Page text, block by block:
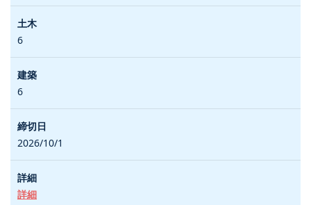
6
6
2026/10/1
詳細